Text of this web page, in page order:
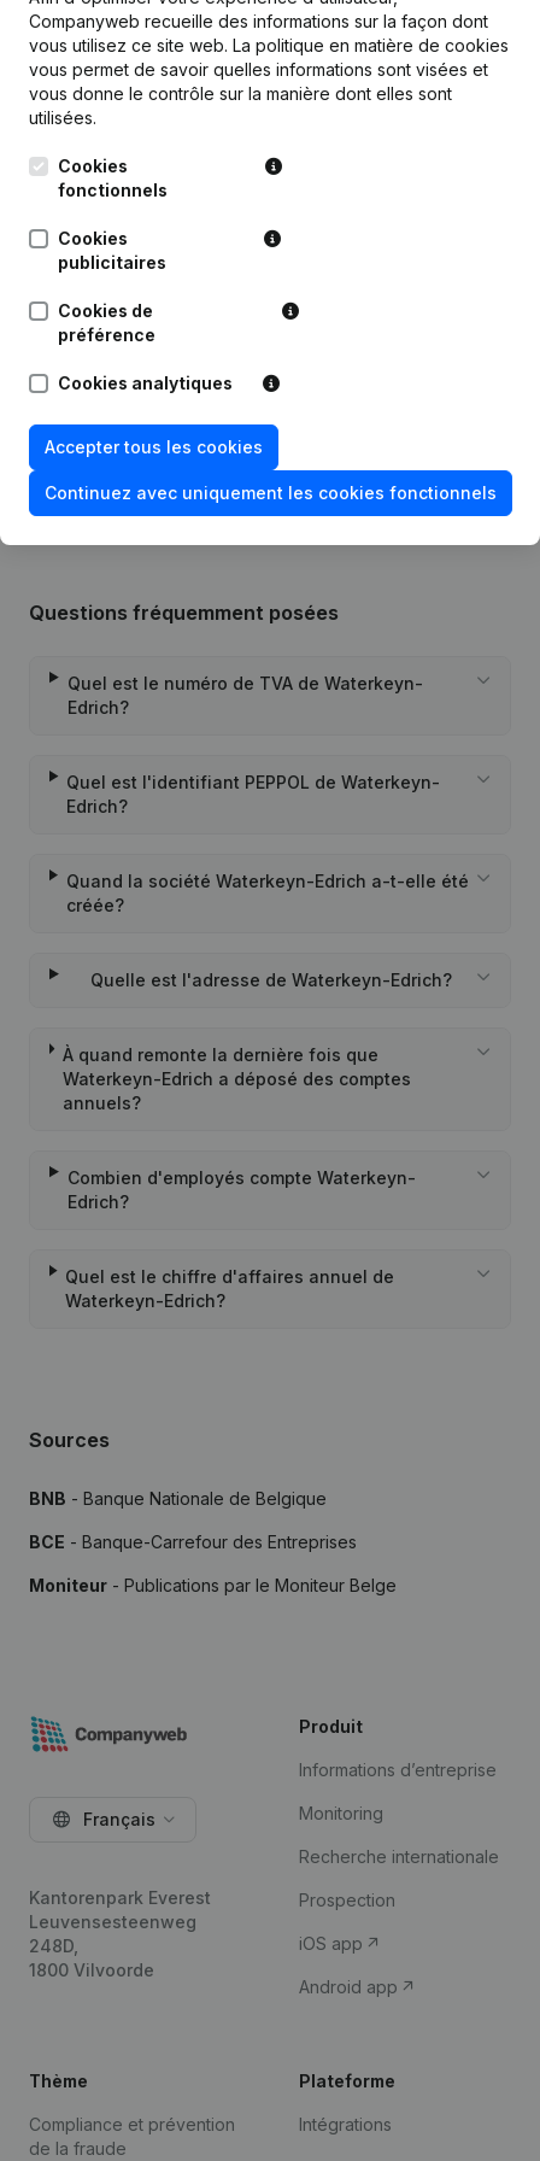
Publicationsde Waterkeyn-Edrich
Date Publication
Demissions, Nominations
16-12-2021
Rubrique Constitution (Nouvelle
Personne Morale, Ouverture
Succursale, etc...)
Questions fréquemment posées
Quel est le numéro de TVA de Waterkeyn-
Edrich?
Quel est l'identifiant PEPPOL de Waterkeyn-
Edrich?
Quand la société Waterkeyn-Edrich a-t-elle été
créée?
Quelle est l'adresse de Waterkeyn-Edrich?
À quand remonte la dernière fois que
Waterkeyn-Edrich a déposé des comptes
annuels?
Combien d'employés compte Waterkeyn-
Edrich?
Quel est le chiffre d'affaires annuel de
Waterkeyn-Edrich?
Sources
BNB - Banque Nationale de Belgique
BCE - Banque-Carrefour des Entreprises
Moniteur - Publications par le Moniteur Belge
Companyweb recueille des informations sur la façon dont
vous utilisez ce site web. La politique en matière de cookies
vous permet de savoir quelles informations sont visées et
vous donne le contrôle sur la manière dont elles sont
utilisées.
Cookies
fonctionnels
Cookies
publicitaires
Cookies de
préférence
Cookies analytiques
Accepter tous les cookies
Continuez avec uniquement les cookies fonctionnels
Français
Kantorenpark Everest
Leuvensesteenweg
248D,
1800 Vilvoorde
Produit
Informations d’entreprise
Monitoring
Recherche internationale
Prospection
iOS app
Android app
Thème
Compliance et prévention
de la fraude
Plateforme
Intégrations